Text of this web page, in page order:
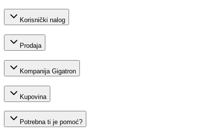
Korisnički nalog
Prodaja
Kompanija Gigatron
Kupovina
Potrebna ti je pomoć?